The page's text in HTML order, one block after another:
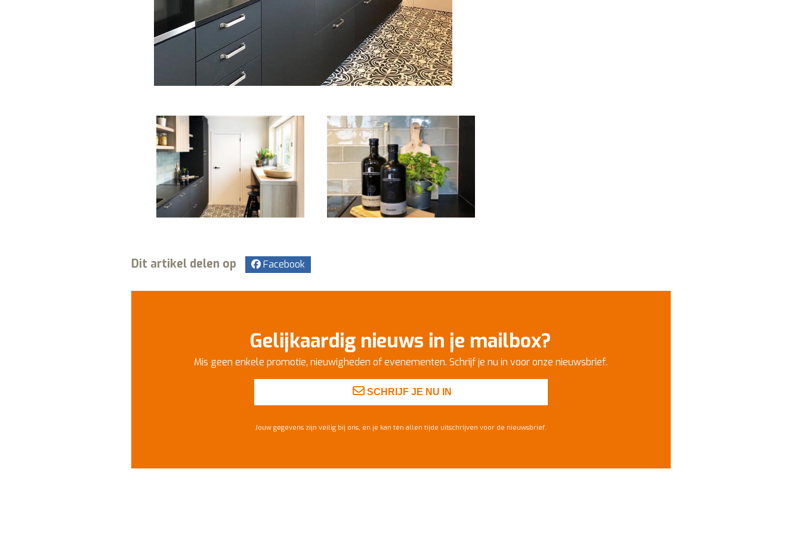
Dit artikel delen op Facebook
Gelijkaardig nieuws in je mailbox?
Mis geen enkele promotie, nieuwigheden of evenementen. Schrijf je nu in voor onze nieuwsbrief.
SCHRIJF JE NU IN
Jouw gegevens zijn veilig bij ons, en je kan ten allen tijde uitschrijven voor de nieuwsbrief.